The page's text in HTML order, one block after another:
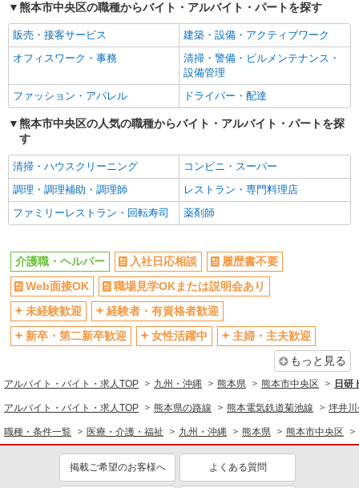
キープ 詳細を見る
派遣社員
株式会社kotrio /●KM-H-2066923
NEW
熊本市中央区＊グループホームSTAFF＊経験
不問◎日収1.1万円も可
時給1450円〜2062円 ＜日払い有/週払い有/交
通費全支給(ガソリン代含む)＞
キープ 詳細を見る
NEW
≪熊本市中央区≫日勤のみ＆残業ナシ！お迎
えに間に合うデイサービス
時給1450円〜2062円 ＜日払い有/週払い有/交
通費全支給(ガソリン代含む)＞
水前寺駅周辺 ≪車通勤OK≫
詳細を見る
株式会社kotrio /●KM-H-2159280
NEW
住宅型有料老人ホーム★日払いOKで急な出
費に対応可能＠熊本市中央区
時給1450円〜2062円 ＜日払い有/週払い有/交
通費全支給(ガソリン代含む)＞
交通費支給
社会保険あり
熊本市中央区の職種からバイト・アルバイト・パートを探す
販売・接客サービス
建築・設備・アクティブワーク
オフィスワーク・事務
清掃・警備・ビルメンテナンス・
設備管理
ファッション・アパレル
ドライバー・配達
熊本市中央区の人気の職種からバイト・アルバイト・パートを探
す
清掃・ハウスクリーニング
コンビニ・スーパー
調理・調理補助・調理師
レストラン・専門料理店
ファミリーレストラン・回転寿司
薬剤師
介護職・ヘルパー 入社日応相談
履歴書不要
Web面接OK
職場見学OKまたは説明会あり
未経験歓迎
経験者・有資格者歓迎
新卒・第二新卒歓迎
女性活躍中
主婦・主夫歓迎
もっと見る
アルバイト・バイト・求人TOP 九州・沖縄 熊本県 熊本市中央区 日研
アルバイト・バイト・求人TOP 熊本県の路線 熊本電気鉄道菊池線 坪井
職種・条件一覧 医療・介護・福祉 九州・沖縄 熊本県 熊本市中央区
掲載ご希望のお客様へ よくある質問